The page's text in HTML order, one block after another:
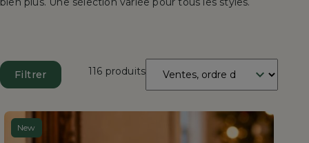
Filtrer 116 produits
New